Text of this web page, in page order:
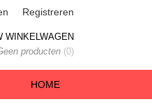
Registreren
WINKELWAGEN
producten (0)
HOME